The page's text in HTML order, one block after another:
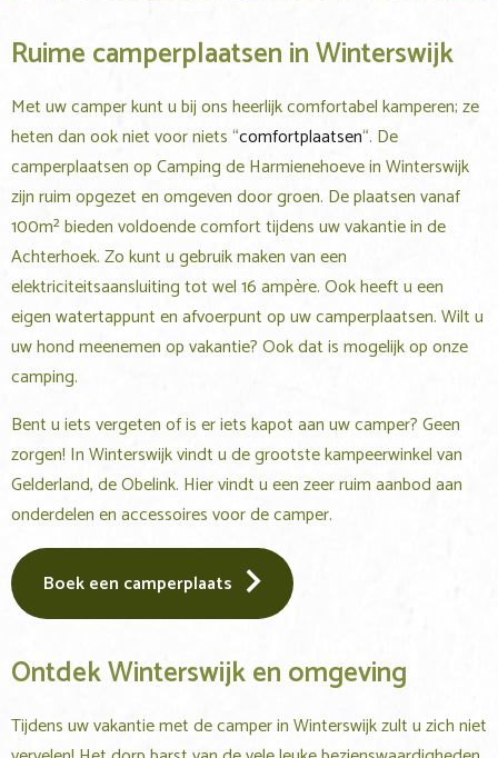
Ruime camperplaatsen in Winterswijk
Met uw camper kunt u bij ons heerlijk comfortabel kamperen; ze
heten dan ook niet voor niets “comfortplaatsen“. De
camperplaatsen op Camping de Harmienehoeve in Winterswijk
zijn ruim opgezet en omgeven door groen. De plaatsen vanaf
100m² bieden voldoende comfort tijdens uw vakantie in de
Achterhoek. Zo kunt u gebruik maken van een
elektriciteitsaansluiting tot wel 16 ampère. Ook heeft u een
eigen watertappunt en afvoerpunt op uw camperplaatsen. Wilt u
uw hond meenemen op vakantie? Ook dat is mogelijk op onze
camping.
Bent u iets vergeten of is er iets kapot aan uw camper? Geen
zorgen! In Winterswijk vindt u de grootste kampeerwinkel van
Gelderland, de Obelink. Hier vindt u een zeer ruim aanbod aan
onderdelen en accessoires voor de camper.
Boek een camperplaats
Ontdek Winterswijk en omgeving
Tijdens uw vakantie met de camper in Winterswijk zult u zich niet